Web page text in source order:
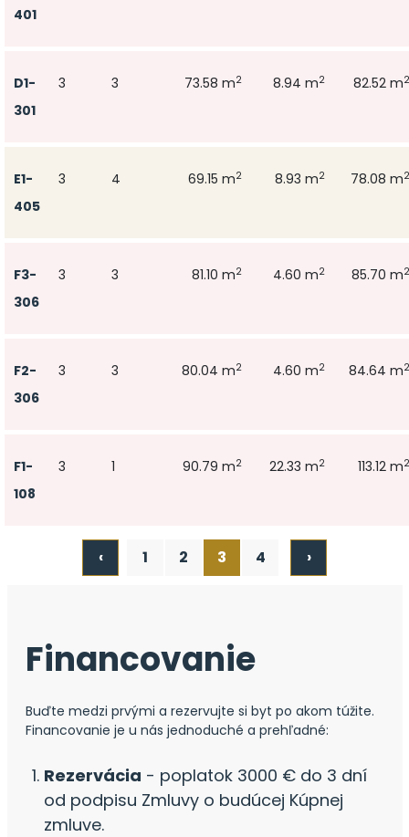
401
D1-
301
3 3 73.58 m2 8.94 m2 82.52 m2
E1-
405
3 4 69.15 m2 8.93 m2 78.08 m2
F3-
306
3 3 81.10 m2 4.60 m2 85.70 m2
F2-
306
3 3 80.04 m2 4.60 m2 84.64 m2
F1-
108
3 1 90.79 m2 22.33 m2 113.12 m2
‹ 1 2 3 4 ›
Financovanie
Buďte medzi prvými a rezervujte si byt po akom túžite.
Financovanie je u nás jednoduché a prehľadné:
Rezervácia - poplatok 3000 € do 3 dní
od podpisu Zmluvy o budúcej Kúpnej
zmluve.